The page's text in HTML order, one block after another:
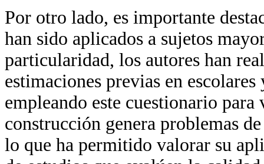
Por otro lado, es importante
han sido aplicados a sujetos
particularidad, los autores han
estimaciones previas en
empleando este cuestionario
construcción genera problemas
lo que ha permitido valorar su